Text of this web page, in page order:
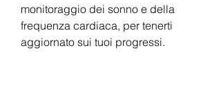
monitoraggio dei sonno e della
frequenza cardiaca, per tenerti
aggiornato sui tuoi progressi.